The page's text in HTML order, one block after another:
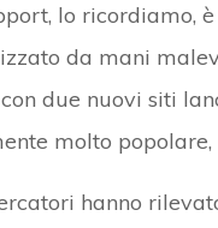
lo ricordiamo,
da mani
due nuovi siti
molto
hanno